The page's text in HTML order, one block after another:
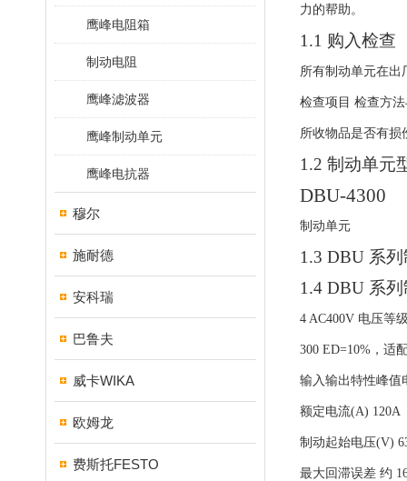
鹰峰电阻箱
制动电阻
鹰峰滤波器
鹰峰制动单元
鹰峰电抗器
穆尔
施耐德
安科瑞
巴鲁夫
威卡WIKA
欧姆龙
费斯托FESTO
力的帮助。
1.1 购入检查
所有制动单元在
检查项目 检查方
所收物品是否有损
1.2 制动单元
DBU-4300
制动单元
1.3 DBU 系
1.4 DBU 系
4 AC400V 电压等
300 ED=10% ，适
输入输出特性峰值
额定电流(A) 120A
制动起始电压(V)
最大回滞误差 约